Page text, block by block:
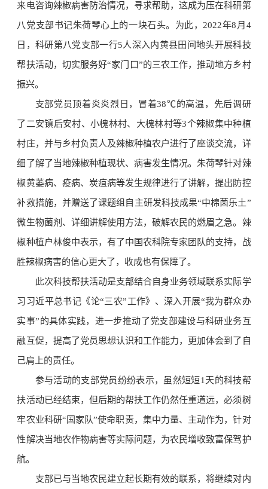
来电咨询辣椒病害防治情况，寻求帮助，这成为压在科研第
八党支部书记朱荷琴心上的一块石头。为此，2022年8月4
日，科研第八党支部一行5人深入内黄县田间地头开展科技
帮扶活动，切实服务好“家门口”的三农工作，推动地方乡村
振兴。
支部党员顶着炎炎烈日，冒着38℃的高温，先后调研
了二安镇后安村、小槐林村、大槐林村等3个辣椒集中种植
村庄，并与乡村负责人及辣椒种植农户进行了座谈交流，详
细了解了当地辣椒种植现状、病害发生情况。朱荷琴针对辣
椒黄萎病、疫病、炭疽病等发生规律进行了讲解，提出防控
补救措施，并赠送了课题组自主研发科技成果“中棉菌乐土”
微生物菌剂、详细讲解使用方法，破解农民的燃眉之急。辣
椒种植户林俊中表示，有了中国农科院专家团队的支持，战
胜辣椒病害的信心更大了，收成也有保障了。
此次科技帮扶活动是支部结合自身业务领域联系实际学
习习近平总书记《论“三农”工作》、深入开展“我为群众办
实事”的具体实践，进一步推动了党支部建设与科研业务互
融互促，提高了党员思想认识和工作能力，更加体会到了自
己肩上的责任。
参与活动的支部党员纷纷表示，虽然短短1天的科技帮
扶活动已经结束，但后期的帮扶工作仍然任重道远，必须树
牢农业科研“国家队”使命职责，集中力量、主动作为，针对
性解决当地农作物病害等实际问题，为农民增收致富保驾护
航。
支部已与当地农民建立起长期有效的联系，将继续对内